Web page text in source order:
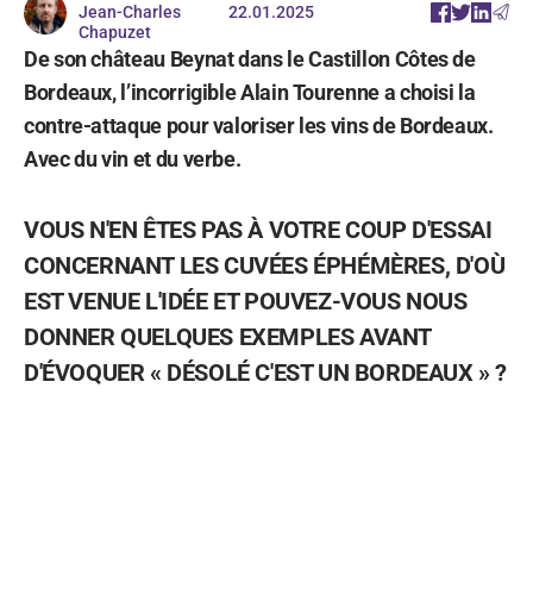
Jean-Charles
Chapuzet
22.01.2025
De son château Beynat dans le Castillon Côtes de
Bordeaux, l’incorrigible Alain Tourenne a choisi la
contre-attaque pour valoriser les vins de Bordeaux.
Avec du vin et du verbe.
VOUS N'EN ÊTES PAS À VOTRE COUP D'ESSAI
CONCERNANT LES CUVÉES ÉPHÉMÈRES, D'OÙ
EST VENUE L'IDÉE ET POUVEZ-VOUS NOUS
DONNER QUELQUES EXEMPLES AVANT
D'ÉVOQUER « DÉSOLÉ C'EST UN BORDEAUX » ?